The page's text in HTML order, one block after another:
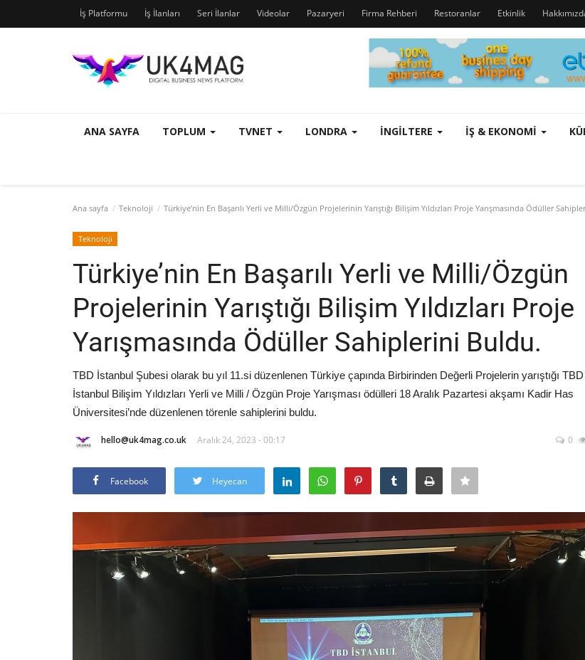
İş Platformu İş İlanları Seri İlanlar Videolar Pazaryeri Firma Rehberi Restoranlar Etkinlik
ANA SAYFA TOPLUM TVNET LONDRA İNGILTERE İŞ & EKONOMI
Ana sayfa Teknoloji Türkiye’nin En Başarılı Yerli ve Milli/Özgün Projelerinin Yarıştığı Bilişim Yıldızları Proje Yarışmasında Ödüller
Teknoloji
Türkiye’nin En Başarılı Yerli ve Milli/Özgün
Projelerinin Yarıştığı Bilişim Yıldızları Proje
Yarışmasında Ödüller Sahiplerini Buldu.
TBD İstanbul Şubesi olarak bu yıl 11.si düzenlenen Türkiye çapında Birbirinden Değerli Projelerin yarıştığı TBD
İstanbul Bilişim Yıldızları Yerli ve Milli / Özgün Proje Yarışması ödülleri 18 Aralık Pazartesi akşamı Kadir Has
Üniversitesi’nde düzenlenen törenle sahiplerini buldu.
hello@uk4mag.co.uk Aralık 24, 2023 - 00:17 0
Facebook Heyecan